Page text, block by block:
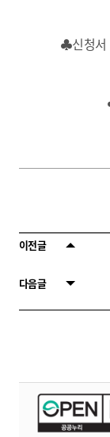
♣신청서
이전글
다음글